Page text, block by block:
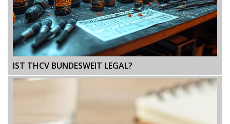
IST THCV BUNDESWEIT LEGAL?